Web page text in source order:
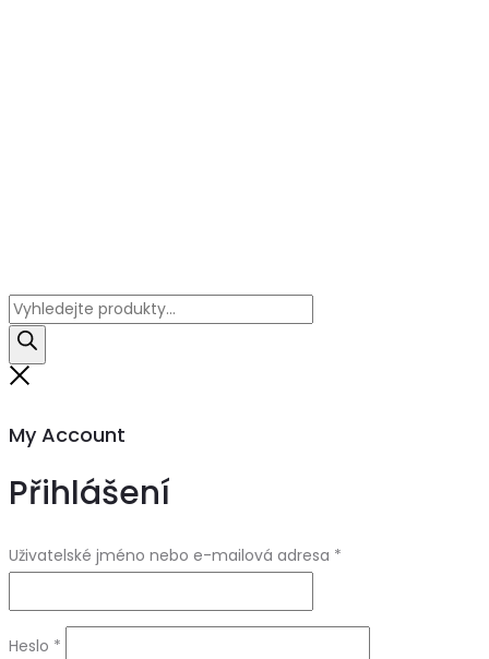
Products
search
My Account
Přihlášení
Uživatelské jméno nebo e-mailová adresa *
Heslo *